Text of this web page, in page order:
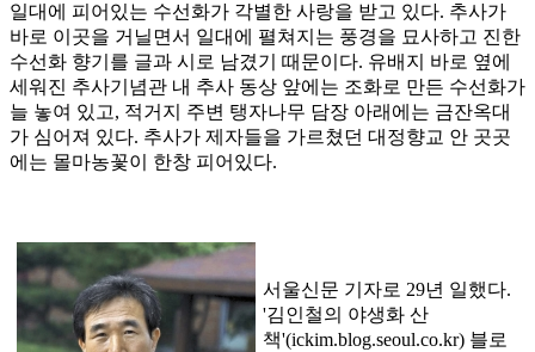
일대에 피어있는 수선화가 각별한 사랑을 받고 있다. 추사가
바로 이곳을 거닐면서 일대에 펼쳐지는 풍경을 묘사하고 진한
수선화 향기를 글과 시로 남겼기 때문이다. 유배지 바로 옆에
세워진 추사기념관 내 추사 동상 앞에는 조화로 만든 수선화가
늘 놓여 있고, 적거지 주변 탱자나무 담장 아래에는 금잔옥대
가 심어져 있다. 추사가 제자들을 가르쳤던 대정향교 안 곳곳
에는 몰마농꽃이 한창 피어있다.
서울신문 기자로 29년 일했다.
'김인철의 야생화 산
책'(ickim.blog.seoul.co.kr) 블로